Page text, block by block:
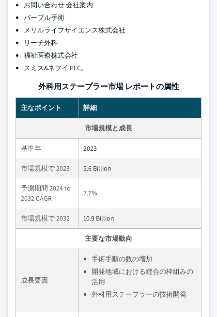
お問い合わせ 会社案内
パープル手術
メリルライフサイエンス株式会社
リーチ外科
福祉医療株式会社
スミス&ネフイ PLC。
外科用ステープラー市場 レポートの属性
主なポイント 詳細
市場規模と成長
基準年 2023
市場規模で 2023 5.6 Billion
予測期間 2024 to
2032 CAGR
7.7%
市場規模で 2032 10.9 Billion
主要な市場動向
成長要因
手術手順の数の増加
開発地域における縫合の枠組みの
活用
外科用ステープラーの技術開発